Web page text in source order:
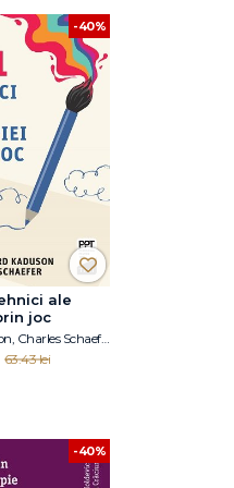
-40%
ale
joc
Heidi Kaduson, Charles Schaefer
63.43 lei
-40%